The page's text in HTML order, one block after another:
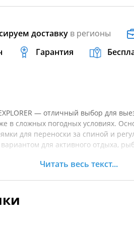
доставку в регионы
Гарантия
— отличный выбор для
в сложных погодных условиях.
для переноски за спиной и
для активного отдыха,
и преимущества:
на молнии под клапаном для
Читать весь текст...